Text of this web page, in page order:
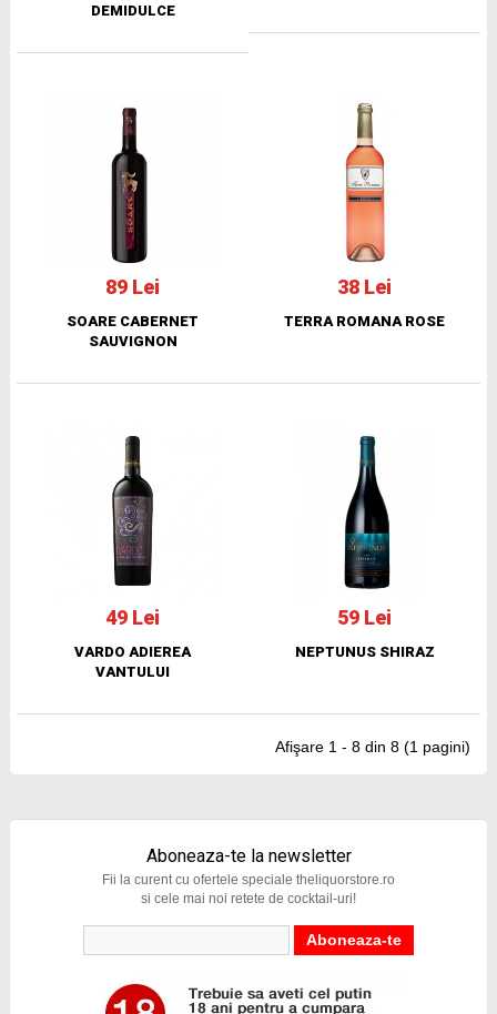
DEMIDULCE
89 Lei
SOARE CABERNET
SAUVIGNON
38 Lei
TERRA ROMANA ROSE
49 Lei
VARDO ADIEREA
VANTULUI
59 Lei
NEPTUNUS SHIRAZ
Afişare 1 - 8 din 8 (1 pagini)
Aboneaza-te la newsletter
Fii la curent cu ofertele speciale theliquorstore.ro
si cele mai noi retete de cocktail-uri!